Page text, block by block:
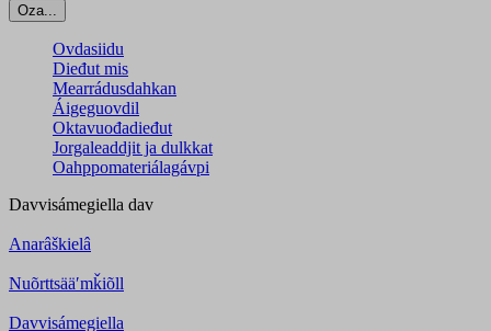
Oza...
Ovdasiidu
Dieđut mis
Mearrádusdahkan
Áigeguovdil
Oktavuođadieđut
Jorgaleaddjit ja dulkkat
Oahppomateriálagávpi
Davvisámegiella dav
Anarâškielâ
Nuõrttsääʹmǩiõll
Davvisámegiella